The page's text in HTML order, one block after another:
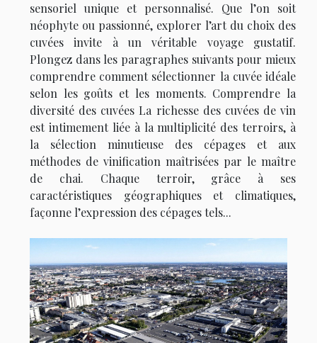
sensoriel unique et personnalisé. Que l’on soit
néophyte ou passionné, explorer l’art du choix des
cuvées invite à un véritable voyage gustatif.
Plongez dans les paragraphes suivants pour mieux
comprendre comment sélectionner la cuvée idéale
selon les goûts et les moments. Comprendre la
diversité des cuvées La richesse des cuvées de vin
est intimement liée à la multiplicité des terroirs, à
la sélection minutieuse des cépages et aux
méthodes de vinification maîtrisées par le maître
de chai. Chaque terroir, grâce à ses
caractéristiques géographiques et climatiques,
façonne l’expression des cépages tels...